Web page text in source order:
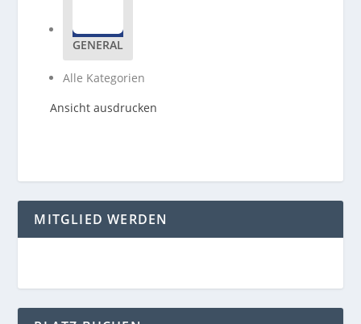
GENERAL
Alle Kategorien
Ansicht ausdrucken
MITGLIED WERDEN